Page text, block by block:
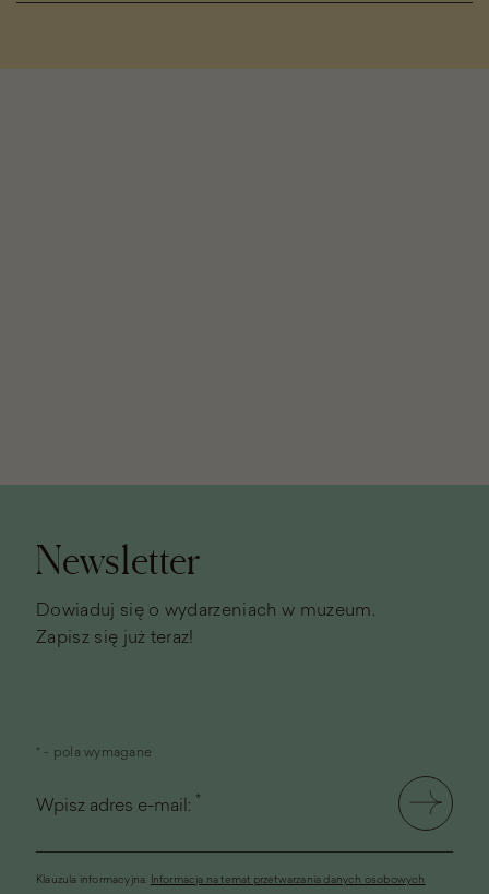
Stopka
Newsletter
Dowiaduj się o wydarzeniach w muzeum.
Zapisz się już teraz!
* - pola wymagane
Wpisz adres e-mail: *
Klauzula informacyjna. Informacja na temat przetwarzania danych osobowych